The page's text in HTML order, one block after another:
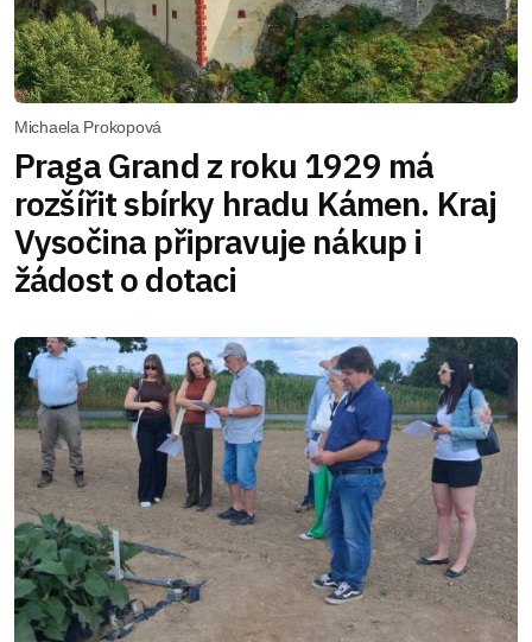
Michaela Prokopová
Praga Grand z roku 1929 má
rozšířit sbírky hradu Kámen. Kraj
Vysočina připravuje nákup i
žádost o dotaci